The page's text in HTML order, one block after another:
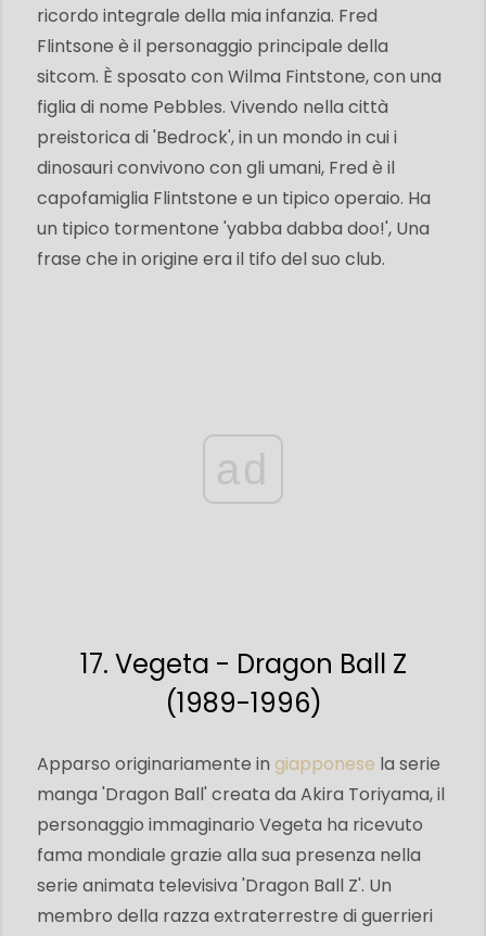
ricordo integrale della mia infanzia. Fred
Flintsone è il personaggio principale della
sitcom. È sposato con Wilma Fintstone, con una
figlia di nome Pebbles. Vivendo nella città
preistorica di 'Bedrock', in un mondo in cui i
dinosauri convivono con gli umani, Fred è il
capofamiglia Flintstone e un tipico operaio. Ha
un tipico tormentone 'yabba dabba doo!', Una
frase che in origine era il tifo del suo club.
ad
17. Vegeta - Dragon Ball Z
(1989-1996)
Apparso originariamente in giapponese la serie
manga 'Dragon Ball' creata da Akira Toriyama, il
personaggio immaginario Vegeta ha ricevuto
fama mondiale grazie alla sua presenza nella
serie animata televisiva 'Dragon Ball Z'. Un
membro della razza extraterrestre di guerrieri